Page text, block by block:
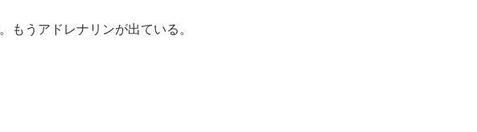
もうアドレナリンが出ている。